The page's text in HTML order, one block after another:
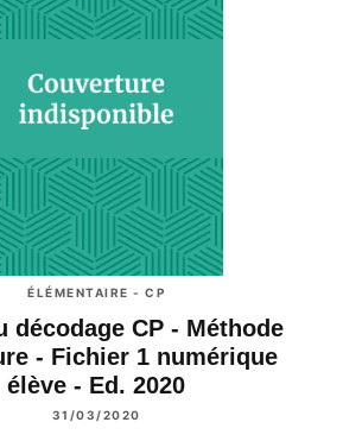
ÉLÉMENTAIRE - CP
décodage CP - Méthode
- Fichier 1 numérique
élève - Ed. 2020
31/03/2020